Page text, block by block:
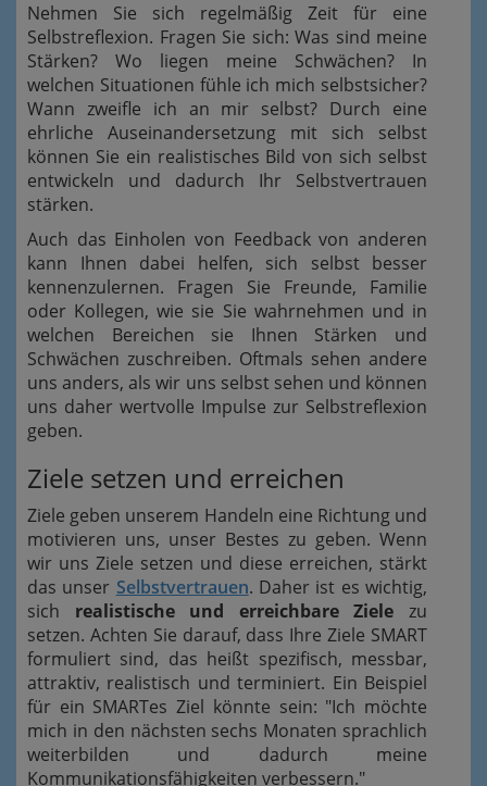
Nehmen Sie sich regelmäßig Zeit für eine
Selbstreflexion. Fragen Sie sich: Was sind meine
Stärken? Wo liegen meine Schwächen? In
welchen Situationen fühle ich mich selbstsicher?
Wann zweifle ich an mir selbst? Durch eine
ehrliche Auseinandersetzung mit sich selbst
können Sie ein realistisches Bild von sich selbst
entwickeln und dadurch Ihr Selbstvertrauen
stärken.
Auch das Einholen von Feedback von anderen
kann Ihnen dabei helfen, sich selbst besser
kennenzulernen. Fragen Sie Freunde, Familie
oder Kollegen, wie sie Sie wahrnehmen und in
welchen Bereichen sie Ihnen Stärken und
Schwächen zuschreiben. Oftmals sehen andere
uns anders, als wir uns selbst sehen und können
uns daher wertvolle Impulse zur Selbstreflexion
geben.
Ziele setzen und erreichen
Ziele geben unserem Handeln eine Richtung und
motivieren uns, unser Bestes zu geben. Wenn
wir uns Ziele setzen und diese erreichen, stärkt
das unser Selbstvertrauen. Daher ist es wichtig,
sich realistische und erreichbare Ziele zu
setzen. Achten Sie darauf, dass Ihre Ziele SMART
formuliert sind, das heißt spezifisch, messbar,
attraktiv, realistisch und terminiert. Ein Beispiel
für ein SMARTes Ziel könnte sein: "Ich möchte
mich in den nächsten sechs Monaten sprachlich
weiterbilden und dadurch meine
Kommunikationsfähigkeiten verbessern."